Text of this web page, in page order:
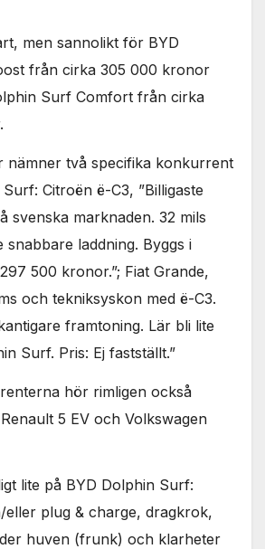
men sannolikt för BYD
från cirka 305 000 kronor
Surf Comfort från cirka
nämner två specifika konkurrent
Citroën ë-C3, ”Billigaste
svenska marknaden. 32 mils
snabbare laddning. Byggs i
500 kronor.”; Fiat Grande,
och tekniksyskon med ë-C3.
framtoning. Lär bli lite
Surf. Pris: Ej fastställt.”
hör rimligen också
5 EV och Volkswagen
lite på BYD Dolphin Surf:
plug & charge, dragkrok,
huven (frunk) och klarheter